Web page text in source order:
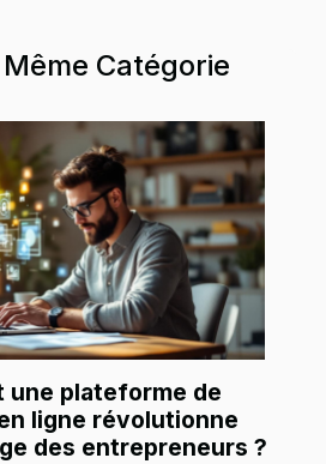
Catégorie
une plateforme de
ligne révolutionne
des entrepreneurs ?